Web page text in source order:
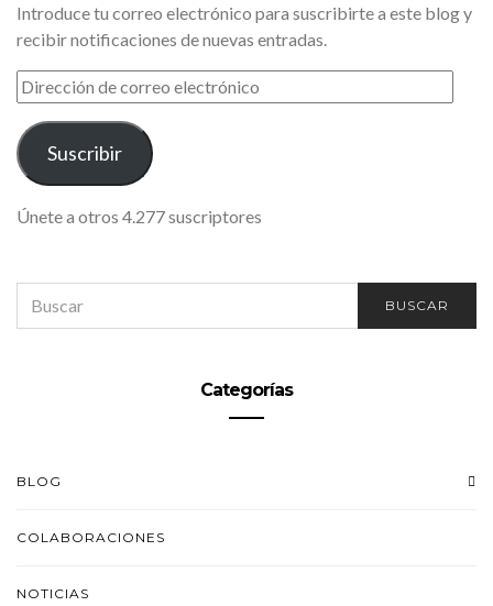
Introduce tu correo electrónico para suscribirte a este blog y
recibir notificaciones de nuevas entradas.
DIRECCIÓN
DE
CORREO
ELECTRÓNICO
Suscribir
Únete a otros 4.277 suscriptores
FOR:
BUSCAR
Categorías
BLOG
COLABORACIONES
NOTICIAS